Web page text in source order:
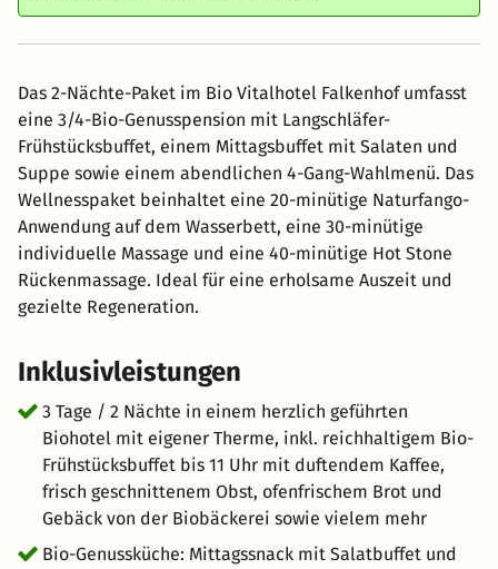
Das 2-Nächte-Paket im Bio Vitalhotel Falkenhof umfasst
eine 3/4-Bio-Genusspension mit Langschläfer-
Frühstücksbuffet, einem Mittagsbuffet mit Salaten und
Suppe sowie einem abendlichen 4-Gang-Wahlmenü. Das
Wellnesspaket beinhaltet eine 20-minütige Naturfango-
Anwendung auf dem Wasserbett, eine 30-minütige
individuelle Massage und eine 40-minütige Hot Stone
Rückenmassage. Ideal für eine erholsame Auszeit und
gezielte Regeneration.
Inklusivleistungen
3 Tage / 2 Nächte in einem herzlich geführten
Biohotel mit eigener Therme, inkl. reichhaltigem Bio-
Frühstücksbuffet bis 11 Uhr mit duftendem Kaffee,
frisch geschnittenem Obst, ofenfrischem Brot und
Gebäck von der Biobäckerei sowie vielem mehr
Bio-Genussküche: Mittagssnack mit Salatbuffet und